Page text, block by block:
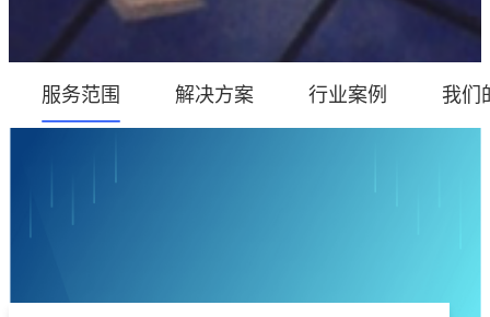
服务范围 解决方案 行业案例 我们